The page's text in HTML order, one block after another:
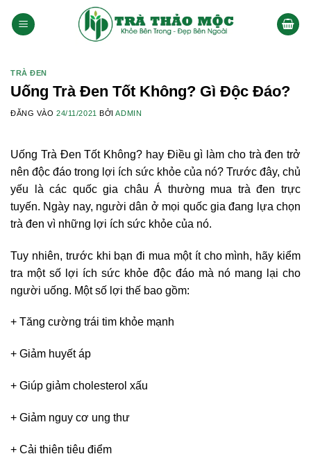
qua
TRÀ ĐEN
Uống Trà Đen Tốt Không? Gì Độc Đáo?
ĐĂNG VÀO24/11/2021 BỞIADMIN
Uống Trà Đen Tốt Không? hay Điều gì làm cho trà đen trở
nên độc đáo trong lợi ích sức khỏe của nó? Trước đây, chủ
yếu là các quốc gia châu Á thường mua trà đen trực
tuyến. Ngày nay, người dân ở mọi quốc gia đang lựa chọn
trà đen vì những lợi ích sức khỏe của nó.
Tuy nhiên, trước khi bạn đi mua một ít cho mình, hãy kiểm
tra một số lợi ích sức khỏe độc ​​đáo mà nó mang lại cho
người uống. Một số lợi thế bao gồm:
+ Tăng cường trái tim khỏe mạnh
+ Giảm huyết áp
+ Giúp giảm cholesterol xấu
+ Giảm nguy cơ ung thư
+ Cải thiện tiêu điểm